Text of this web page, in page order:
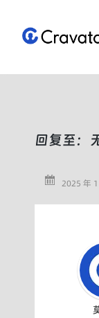
回复至：
2025 年